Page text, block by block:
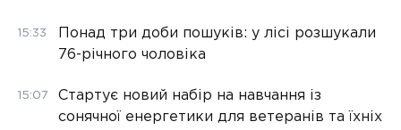
15:33
Понад три доби пошуків: у лісі розшукали
76-річного чоловіка
15:07
Стартує новий набір на навчання із
сонячної енергетики для ветеранів та їхніх